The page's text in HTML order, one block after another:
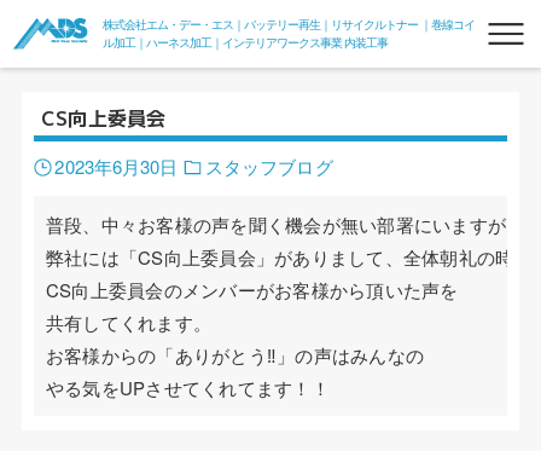
株式会社エム・デー・エス｜バッテリー再生｜リサイクルトナー ｜巻線コイ
ル加工｜ハーネス加工｜インテリアワークス事業 内装工事
リフレッシュバッテリー
フォークリフトリフレッシュバッテリー
フォークde電力変換器100V
CS向上委員会
2023年6月30日 スタッフブログ
普段、中々お客様の声を聞く機会が無い部署にいますが
弊社には「CS向上委員会」がありまして、全体朝礼の時
CS向上委員会のメンバーがお客様から頂いた声を
共有してくれます。
お客様からの「ありがとう‼」の声はみんなの
やる気をUPさせてくれてます！！